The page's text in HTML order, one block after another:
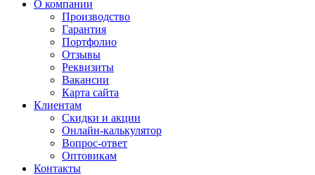
О компании
Производство
Гарантия
Портфолио
Отзывы
Реквизиты
Вакансии
Карта сайта
Клиентам
Скидки и акции
Онлайн-калькулятор
Вопрос-ответ
Оптовикам
Контакты